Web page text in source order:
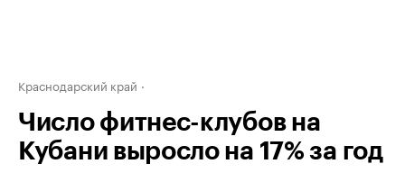
Краснодарский край
Число фитнес-клубов на
Кубани выросло на 17% за год